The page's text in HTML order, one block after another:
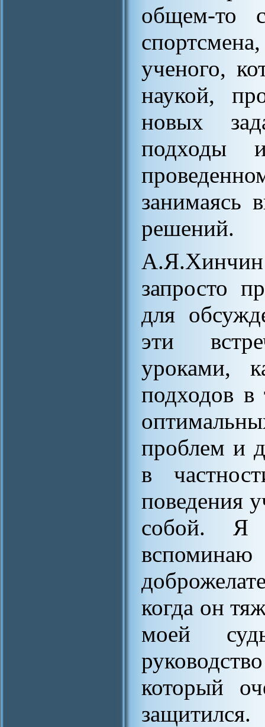
общем-то
ученого,
наукой,
новых
подходы
занимаясь
решений.
запросто
для
эти
уроками,
подходов в
проблем и
в
поведения
собой. Я
когда он
моей
который
защитился.